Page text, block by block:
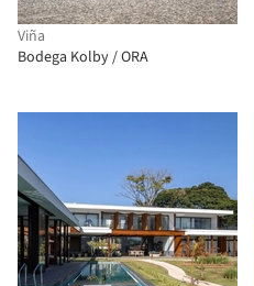
Viña
Bodega Kolby / ORA